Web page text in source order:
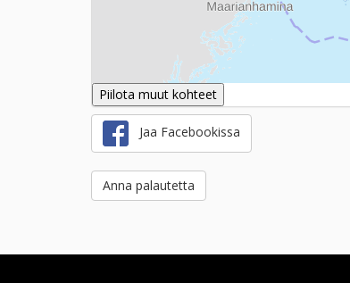
Piilota muut kohteet
Jaa Facebookissa
Anna palautetta